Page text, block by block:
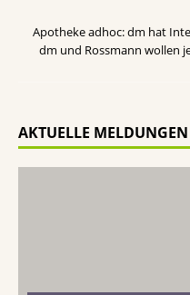
Apotheke adhoc: dm hat
dm und Rossmann wollen
AKTUELLE MELDUNGEN